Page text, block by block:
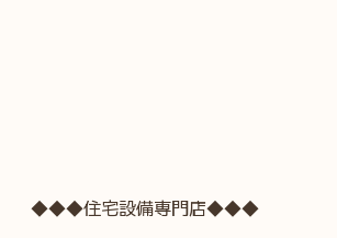
◆◆◆住宅設備専門店◆◆◆